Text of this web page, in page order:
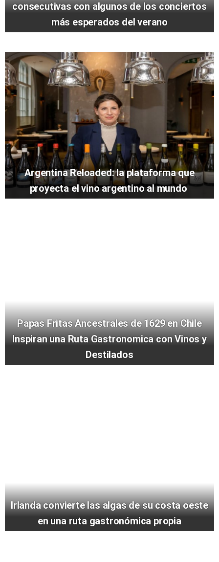
consecutivas con algunos de los conciertos
más esperados del verano
Argentina Reloaded: la plataforma que
proyecta el vino argentino al mundo
Papas Fritas Ancestrales de 1629 en Chile
Inspiran una Ruta Gastronomica con Vinos y
Destilados
Irlanda convierte las algas de su costa oeste
en una ruta gastronómica propia